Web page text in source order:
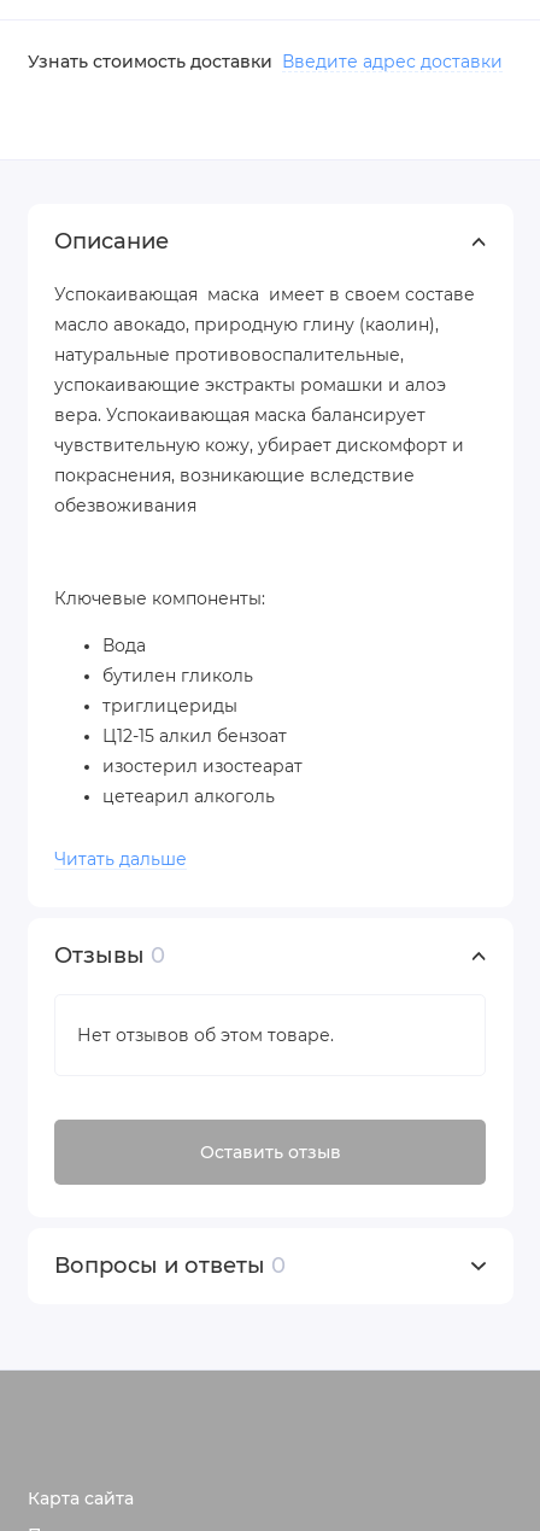
Узнать стоимость доставки Введите адрес доставки
Описание
Успокаивающая маска имеет в своем составе
масло авокадо, природную глину (каолин),
натуральные противовоспалительные,
успокаивающие экстракты ромашки и алоэ
вера. Успокаивающая маска балансирует
чувствительную кожу, убирает дискомфорт и
покраснения, возникающие вследствие
обезвоживания
Ключевые компоненты:
Вода
бутилен гликоль
триглицериды
Ц12-15 алкил бензоат
изостерил изостеарат
цетеарил алкоголь
октилдодеканол
глицерил стеарат
аллантоин
аскорбил пальмитат
натрий гидроксид
этилпарабен
отдушка.
Читать дальше
Отзывы 0
Нет отзывов об этом товаре.
Оставить отзыв
Вопросы и ответы 0
Карта сайта